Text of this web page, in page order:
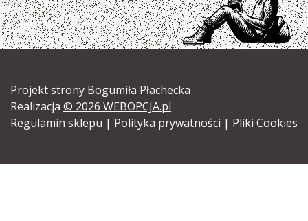
Projekt strony Bogumiła Płachecka
Realizacja © 2026 WEBOPCJA.pl
Regulamin sklepu | Polityka prywatności | Pliki Cookies